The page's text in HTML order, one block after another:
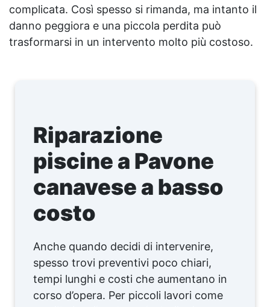
complicata. Così spesso si rimanda, ma intanto il
danno peggiora e una piccola perdita può
trasformarsi in un intervento molto più costoso.
Riparazione
piscine a Pavone
canavese a basso
costo
Anche quando decidi di intervenire,
spesso trovi preventivi poco chiari,
tempi lunghi e costi che aumentano in
corso d’opera. Per piccoli lavori come